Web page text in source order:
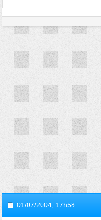
01/07/2004, 17h58